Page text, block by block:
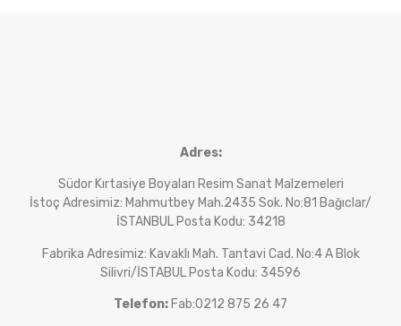
Adres:
Südor Kırtasiye Boyaları Resim Sanat Malzemeleri
İstoç Adresimiz: Mahmutbey Mah.2435 Sok. No:81 Bağıclar/
İSTANBUL Posta Kodu: 34218
Fabrika Adresimiz: Kavaklı Mah. Tantavi Cad. No:4 A Blok
Silivri/İSTABUL Posta Kodu: 34596
Telefon: Fab:0212 875 26 47